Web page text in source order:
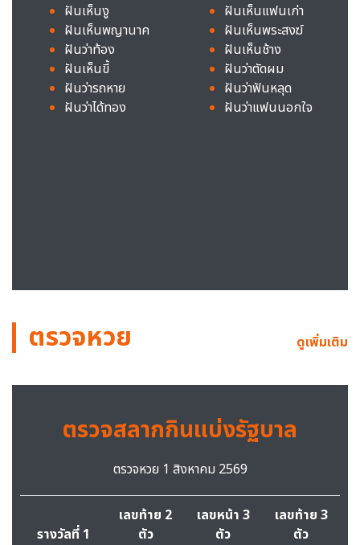
ฝันเห็นงู
ฝันเห็นพญานาค
ฝันว่าท้อง
ฝันเห็นขี้
ฝันว่ารถหาย
ฝันว่าได้ทอง
ฝันเห็นแฟนเก่า
ฝันเห็นพระสงฆ์
ฝันเห็นช้าง
ฝันว่าตัดผม
ฝันว่าฟันหลุด
ฝันว่าแฟนนอกใจ
ตรวจหวย ดูเพิ่มเติม
ตรวจสลากกินแบ่งรัฐบาล
ตรวจหวย 1 สิงหาคม 2569
รางวัลที่ 1
เลขท้าย 2
ตัว
เลขหน้า 3
ตัว
เลขท้าย 3
ตัว